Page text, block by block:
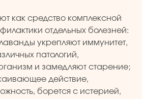
как средство комплексной
отдельных болезней:
укрепляют иммунитет,
патологий,
и замедляют старение;
действие,
борется с истерией,